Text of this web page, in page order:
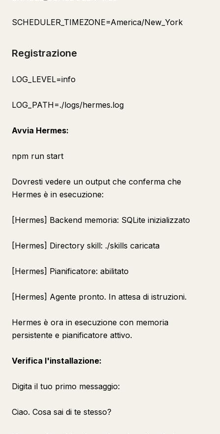
SCHEDULER_TIMEZONE=America/New_York
Registrazione
LOG_LEVEL=info
LOG_PATH=./logs/hermes.log
Avvia Hermes:
npm run start
Dovresti vedere un output che conferma che
Hermes è in esecuzione:
[Hermes] Backend memoria: SQLite inizializzato
[Hermes] Directory skill: ./skills caricata
[Hermes] Pianificatore: abilitato
[Hermes] Agente pronto. In attesa di istruzioni.
Hermes è ora in esecuzione con memoria
persistente e pianificatore attivo.
Verifica l'installazione:
Digita il tuo primo messaggio:
Ciao. Cosa sai di te stesso?